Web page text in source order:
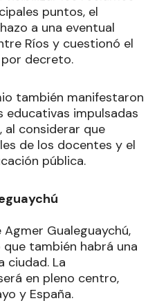
puntos, el
a una eventual
Ríos y cuestionó el
decreto.
también manifestaron
educativas impulsadas
al considerar que
de los docentes y el
pública.
Gualeguaychú,
también habrá una
ciudad. La
en pleno centro,
y España.